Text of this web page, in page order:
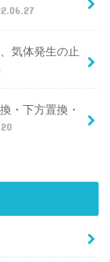
気体発生の止
・下方置換・